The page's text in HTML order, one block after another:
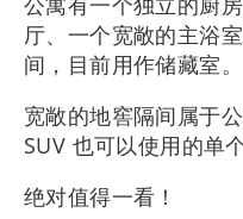
厅、一个宽敞的主浴
间，目前用作储藏室。
宽敞的地窖隔间属于
SUV 也可以使用的单
绝对值得一看！